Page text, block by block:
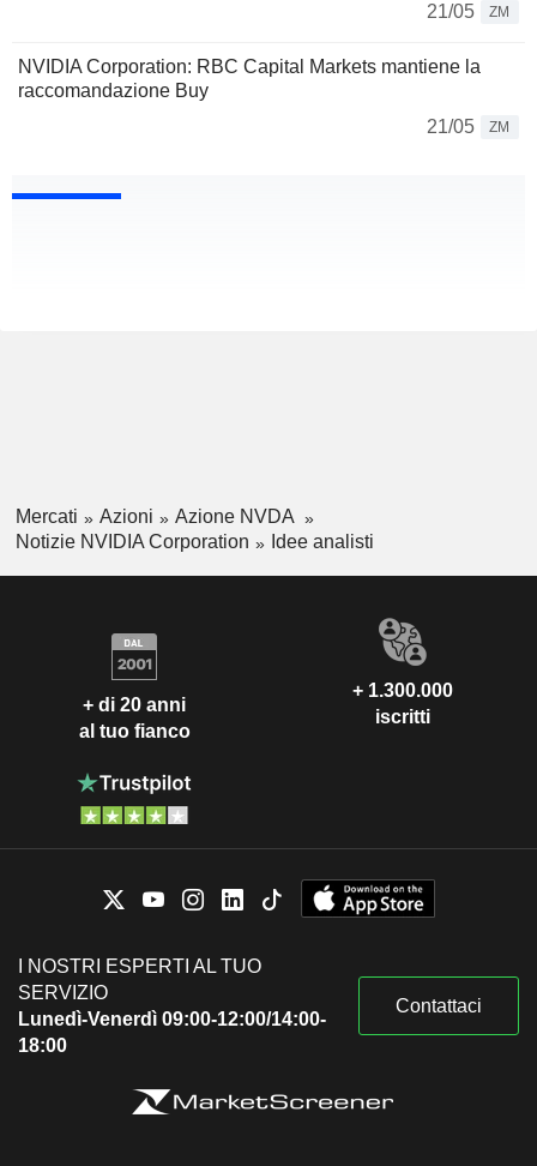
21/05
ZM
NVIDIA Corporation: RBC Capital Markets mantiene la
raccomandazione Buy
21/05
ZM
Mercati Azioni
Azione NVDA
Notizie NVIDIA Corporation
Idee analisti
+ di 20 anni
al tuo fianco
+ 1.300.000
iscritti
I NOSTRI ESPERTI AL TUO
SERVIZIO
Lunedì-Venerdì 09:00-12:00/14:00-
18:00
Contattaci